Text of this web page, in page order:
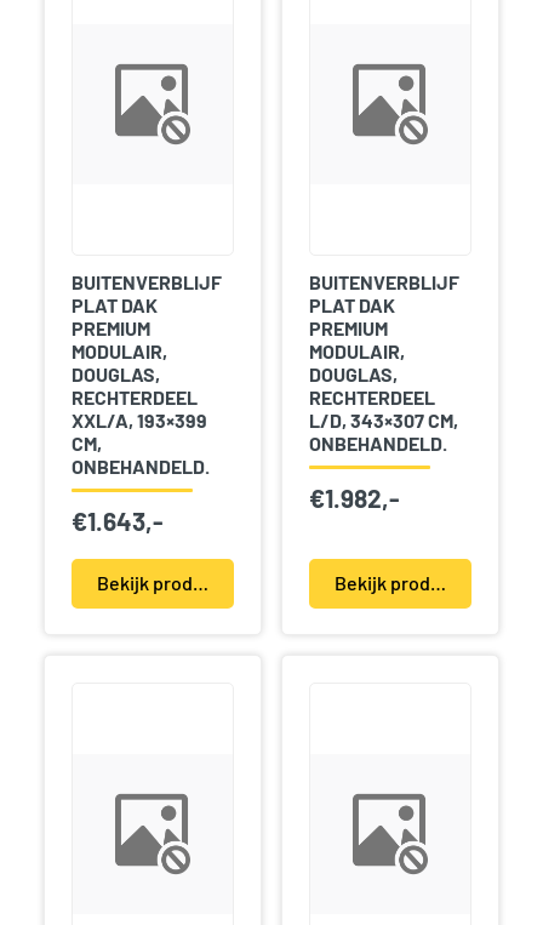
BUITENVERBLIJF
PLAT DAK
PREMIUM
MODULAIR,
DOUGLAS,
RECHTERDEEL
XXL/A, 193×399
CM,
ONBEHANDELD.
€1.643,-
Bekijk product(en)
BUITENVERBLIJF
PLAT DAK
PREMIUM
MODULAIR,
DOUGLAS,
RECHTERDEEL
L/D, 343×307 CM,
ONBEHANDELD.
€1.982,-
Bekijk product(en)